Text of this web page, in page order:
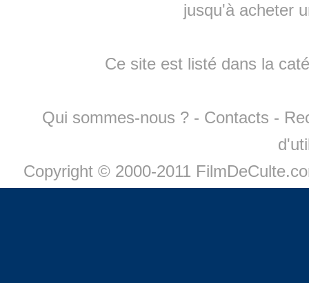
jusqu'à acheter
Ce site est listé dans la
Qui sommes-nous ? - Contacts -
Copyright © 2000-2011